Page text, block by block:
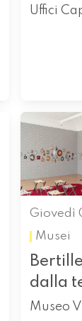
Uffici
Giovedì
Musei
dalla
Museo